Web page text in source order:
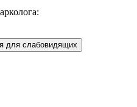
для слабовидящих